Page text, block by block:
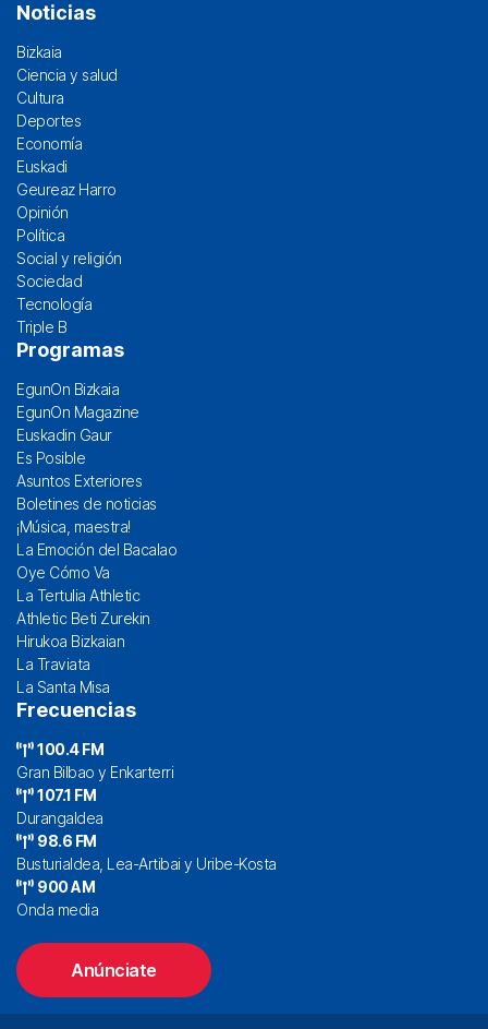
Noticias
Bizkaia
Ciencia y salud
Cultura
Deportes
Economía
Euskadi
Geureaz Harro
Opinión
Política
Social y religión
Sociedad
Tecnología
Triple B
Programas
EgunOn Bizkaia
EgunOn Magazine
Euskadin Gaur
Es Posible
Asuntos Exteriores
Boletines de noticias
¡Música, maestra!
La Emoción del Bacalao
Oye Cómo Va
La Tertulia Athletic
Athletic Beti Zurekin
Hirukoa Bizkaian
La Traviata
La Santa Misa
Frecuencias
100.4 FM
Gran Bilbao y Enkarterri
107.1 FM
Durangaldea
98.6 FM
Busturialdea, Lea-Artibai y Uribe-Kosta
900 AM
Onda media
Anúnciate